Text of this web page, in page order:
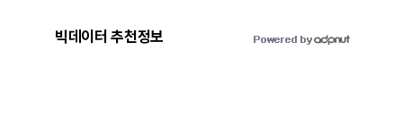
빅데이터 추천정보